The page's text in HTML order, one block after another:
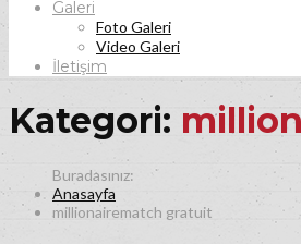
Galeri
Foto Galeri
Video Galeri
İletişim
Kategori:
Anasayfa
millionairematch gratuit